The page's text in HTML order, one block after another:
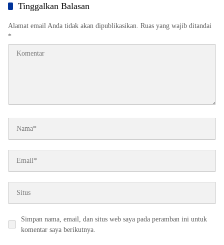
Tinggalkan Balasan
Alamat email Anda tidak akan dipublikasikan. Ruas yang wajib ditandai
*
Simpan nama, email, dan situs web saya pada peramban ini untuk
komentar saya berikutnya.